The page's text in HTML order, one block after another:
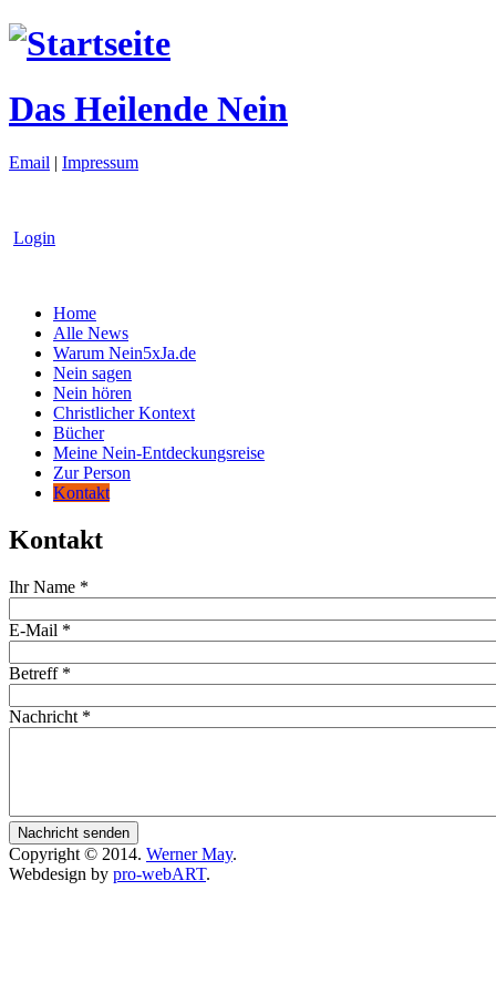
Das Heilende Nein
Email | Impressum
Login
Home
Alle News
Warum Nein5xJa.de
Nein sagen
Nein hören
Christlicher Kontext
Bücher
Meine Nein-Entdeckungsreise
Zur Person
Kontakt
Kontakt
Ihr Name *
E-Mail *
Betreff *
Nachricht *
Copyright © 2014. Werner May.
Webdesign by pro-webART.